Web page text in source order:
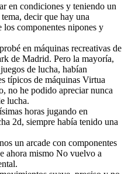
en condiciones y teniendo un
decir que hay una
los componentes nipones y
en máquinas recreativas de
de Madrid. Pero la mayoría,
de lucha, habían
típicos de máquinas Virtua
no he podido apreciar nunca
lucha.
horas jugando en
2d, siempre había tenido una
un arcade con componentes
ahora mismo No vuelvo a